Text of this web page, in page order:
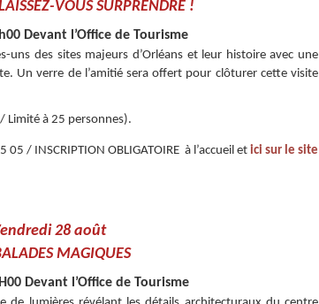
VOUS SURPRENDRE !
Devant l’Office de Tourisme
uns des sites majeurs d’Orléans et leur histoire avec une
Un verre de l’amitié sera offert pour clôturer cette visite
à 25 personnes).
05 / INSCRIPTION OBLIGATOIRE à l’accueil et ici sur le site
28 août
MAGIQUES
Devant l’Office de Tourisme